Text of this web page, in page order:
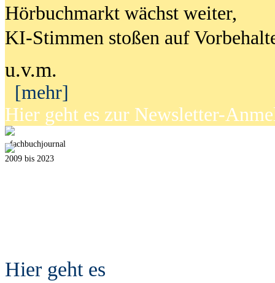
Hörbuchmarkt wächst weiter,
KI-Stimmen stoßen auf
u.v.m.
[mehr]
Hier geht es zur Newsletter-
fachbuchjournal
2009 bis 2023
Hier geht es